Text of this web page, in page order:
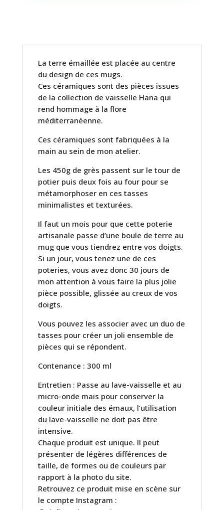
La terre émaillée est placée au centre
du design de ces mugs.
Ces céramiques sont des pièces issues
de la collection de vaisselle Hana qui
rend hommage à la flore
méditerranéenne.
Ces céramiques sont fabriquées à la
main au sein de mon atelier.
Les 450g de grès passent sur le tour de
potier puis deux fois au four pour se
métamorphoser en ces tasses
minimalistes et texturées.
Il faut un mois pour que cette poterie
artisanale passe d’une boule de terre au
mug que vous tiendrez entre vos doigts.
Si un jour, vous tenez une de ces
poteries, vous avez donc 30 jours de
mon attention à vous faire la plus jolie
pièce possible, glissée au creux de vos
doigts.
Vous pouvez les associer avec un duo de
tasses pour créer un joli ensemble de
pièces qui se répondent.
Contenance : 300 ml
Entretien : Passe au lave-vaisselle et au
micro-onde mais pour conserver la
couleur initiale des émaux, l’utilisation
du lave-vaisselle ne doit pas être
intensive.
Chaque produit est unique. Il peut
présenter de légères différences de
taille, de formes ou de couleurs par
rapport à la photo du site.
Retrouvez ce produit mise en scène sur
le compte Instagram :